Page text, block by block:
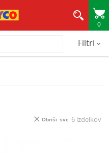
0
Filtri
6 izdelkov
Obriši sve